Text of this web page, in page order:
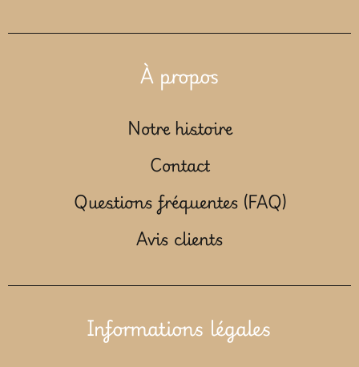
À propos
Notre histoire
Contact
Questions fréquentes (FAQ)
Avis clients
Informations légales